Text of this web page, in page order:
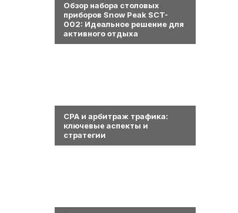
Обзор набора столовых
приборов Snow Peak SCT-
002: Идеальное решение для
активного отдыха
СРА и арбитраж трафика:
ключевые аспекты и
стратегии